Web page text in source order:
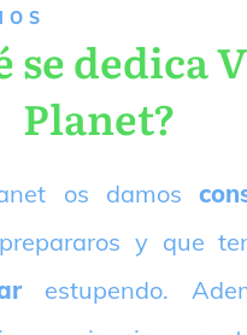
se dedica
Planet?
os damos
y que
estupendo.